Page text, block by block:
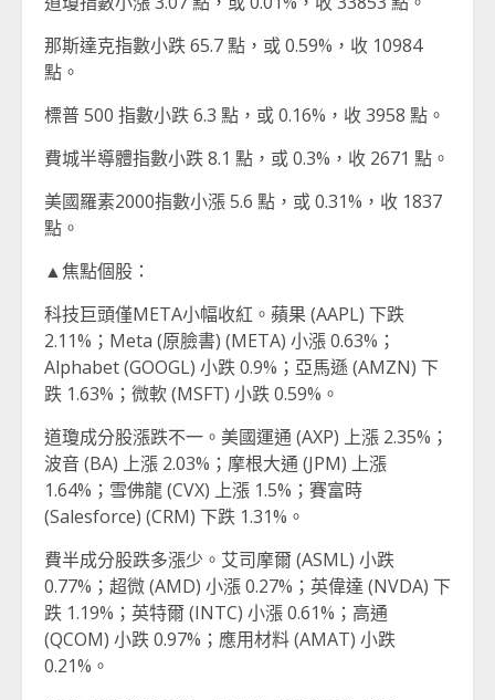
那斯達克指數小跌 65.7 點，或 0.59%，收 10984
點。
標普 500 指數小跌 6.3 點，或 0.16%，收 3958 點。
費城半導體指數小跌 8.1 點，或 0.3%，收 2671 點。
美國羅素2000指數小漲 5.6 點，或 0.31%，收 1837
點。
▲焦點個股：
科技巨頭僅META小幅收紅。蘋果 (AAPL) 下跌
2.11%；Meta (原臉書) (META) 小漲 0.63%；
Alphabet (GOOGL) 小跌 0.9%；亞馬遜 (AMZN) 下
跌 1.63%；微軟 (MSFT) 小跌 0.59%。
道瓊成分股漲跌不一。美國運通 (AXP) 上漲 2.35%；
波音 (BA) 上漲 2.03%；摩根大通 (JPM) 上漲
1.64%；雪佛龍 (CVX) 上漲 1.5%；賽富時
(Salesforce) (CRM) 下跌 1.31%。
費半成分股跌多漲少。艾司摩爾 (ASML) 小跌
0.77%；超微 (AMD) 小漲 0.27%；英偉達 (NVDA) 下
跌 1.19%；英特爾 (INTC) 小漲 0.61%；高通
(QCOM) 小跌 0.97%；應用材料 (AMAT) 小跌
0.21%。